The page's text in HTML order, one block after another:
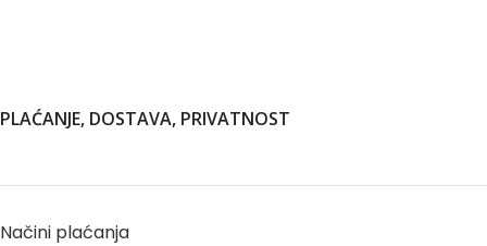
PLAĆANJE, DOSTAVA, PRIVATNOST
Načini plaćanja